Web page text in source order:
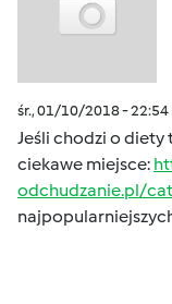
śr., 01/10/2018 - 22:54
Jeśli chodzi o diety
ciekawe miejsce:
odchudzanie.pl/